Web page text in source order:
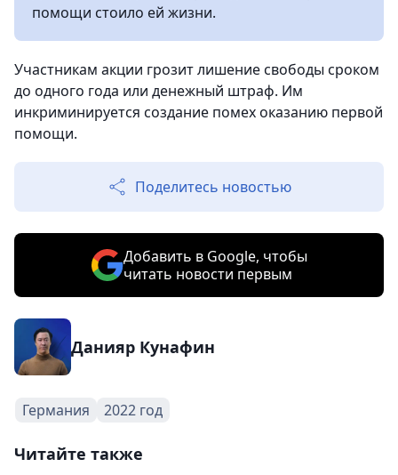
помощи стоило ей жизни.
Участникам акции грозит лишение свободы сроком
до одного года или денежный штраф. Им
инкриминируется создание помех оказанию первой
помощи.
Поделитесь новостью
Добавить в Google, чтобы
читать новости первым
Данияр Кунафин
Германия 2022 год
Читайте также